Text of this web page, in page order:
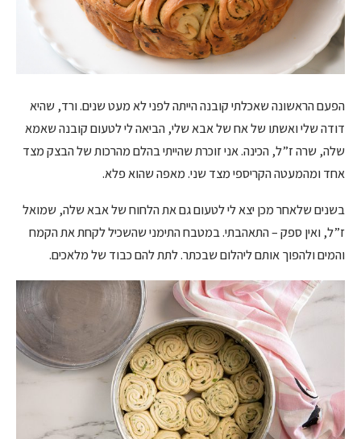
הפעם הראשונה שאכלתי קובנה הייתה לפני לא מעט שנים. ורד, שהיא
דודה שלי ואשתו של אח של אבא שלי, הביאה לי לטעום קובנה שאמא
שלה, שרה ז”ל, הכינה. אני זוכרת שהייתי בהלם מהרכות של הבצק מצד
אחד ומהמעטה הקריספי מצד שני. מאפה שהוא פלא.
בשנים שלאחר מכן יצא לי לטעום גם את הלחוח של אבא שלה, שמואל
ז”ל, ואין ספק – התאהבתי. במטבח התימני שהשכיל לקחת את הקמח
והמים ולהפוך אותם ליהלום שבכתר. לתת להם כבוד של מלאכים.